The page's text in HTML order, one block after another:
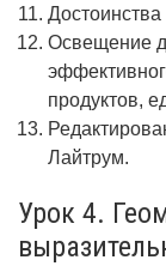
Достоинства
Освещение
продуктов,
Лайтрум.
Урок 4.